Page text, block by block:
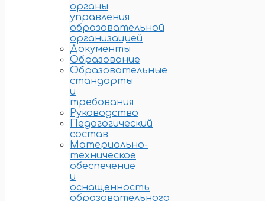
органы
управления
образовательной
организацией
Документы
Образование
Образовательные
стандарты
и
требования
Руководство
Педагогический
состав
Материально-
техническое
обеспечение
и
оснащенность
образовательного